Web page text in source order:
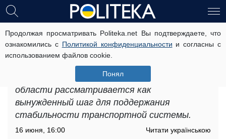
Продолжая просматривать Politeka.net Вы подтверждаете, что
ознакомились с Политикой конфиденциальности и согласны с
использованием файлов cookie.
Понял
Подорожание проезда в
Днепропетровской области: что
происходит с ценами
Подорожание проезда в Днепропетровской
области рассматривается как
вынужденный шаг для поддержания
стабильности транспортной системы.
16 июня, 16:00 Читати українською